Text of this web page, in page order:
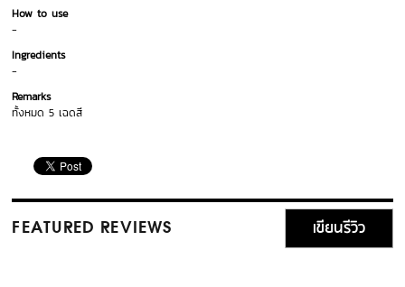
How to use
-
Ingredients
-
Remarks
ทั้งหมด 5 เฉดสี
FEATURED REVIEWS เขียนรีวิว